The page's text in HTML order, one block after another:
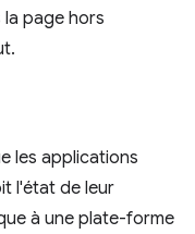
page hors
les applications
l'état de leur
à une plate-forme